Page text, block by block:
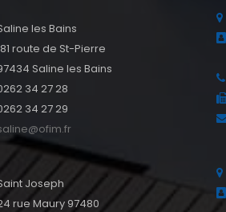
les Bains
route de St-Pierre
Saline les Bains
34 27 28
34 27 29
Joseph
rue Maury 97480